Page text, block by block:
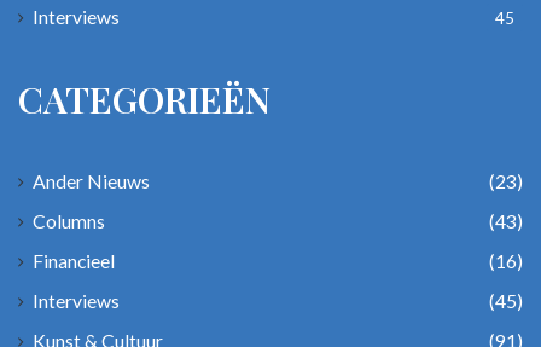
Interviews 45
CATEGORIEËN
Ander Nieuws
(23)
Columns
(43)
Financieel
(16)
Interviews
(45)
Kunst & Cultuur
(91)